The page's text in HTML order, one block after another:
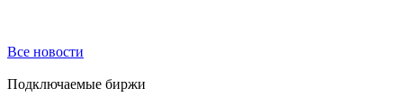
Все новости
Подключаемые биржи